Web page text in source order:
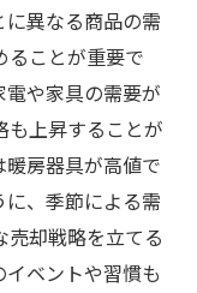
異なる商品の需
ることが重要で
や家具の需要が
も上昇することが
房器具が高値で
、季節による需
却戦略を立てる
ベントや習慣も